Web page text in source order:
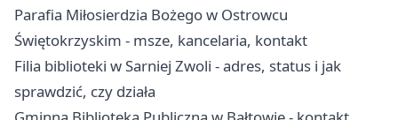
Parafia Miłosierdzia Bożego w Ostrowcu
Świętokrzyskim - msze, kancelaria, kontakt
Filia biblioteki w Sarniej Zwoli - adres, status i jak
sprawdzić, czy działa